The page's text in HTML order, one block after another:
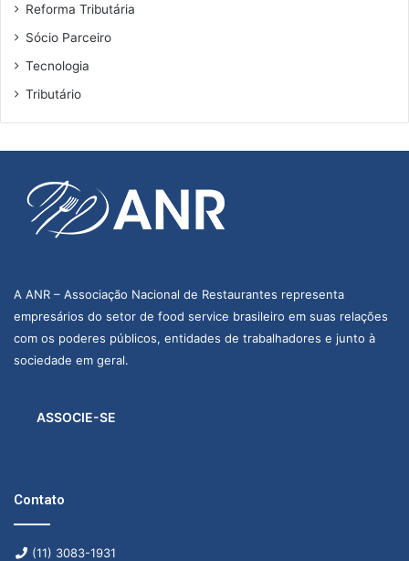
Reforma Tributária
Sócio Parceiro
Tecnologia
Tributário
A ANR – Associação Nacional de Restaurantes representa
empresários do setor de food service brasileiro em suas relações
com os poderes públicos, entidades de trabalhadores e junto à
sociedade em geral.
ASSOCIE-SE
Contato
(11) 3083-1931